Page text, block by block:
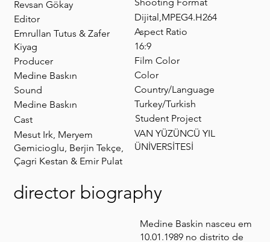
Revsan Gökay
Editor
Emrullan Tutus & Zafer
Kiyag
Producer
Medine Baskın
Sound
Medine Baskın
Cast
Mesut Irk, Meryem
Gemicioglu, Berjin Tekçe,
Çagri Kestan & Emir Pulat
Shooting Format
Dijital,MPEG4.H264
Aspect Ratio
16:9
Film Color
Color
Country/Language
Turkey/Turkish
Student Project
VAN YÜZÜNCÜ YIL
ÜNİVERSİTESİ
director biography
Medine Baskin nasceu em
10.01.1989 no distrito de